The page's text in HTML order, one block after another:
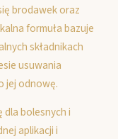
brodawek oraz
formuła bazuje
składnikach
usuwania
jej odnowę.
bolesnych i
aplikacji i